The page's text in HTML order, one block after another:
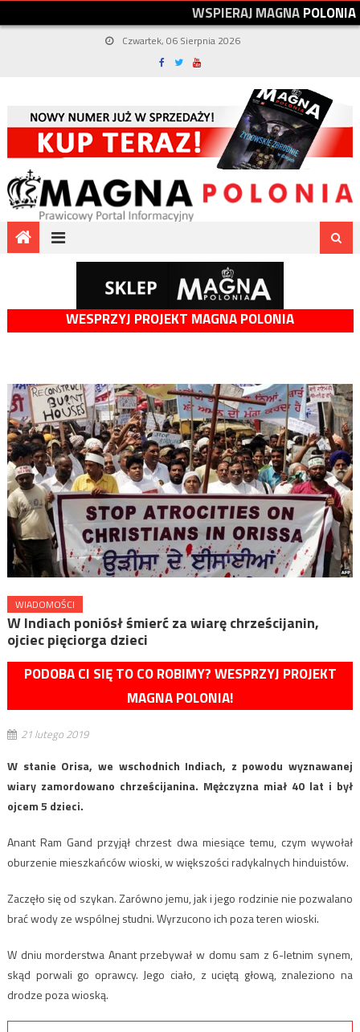
WSPIERAJMAGNAPOLONIA
Czwartek, 06 Sierpnia 2026
WESPRZYJ PROJEKT MAGNA POLONIA
WIADOMOŚCI
W Indiach poniósł śmierć za wiarę chrześcijanin,
ojciec pięciorga dzieci
PODOBA CI SIĘ TO CO ROBIMY? WESPRZYJ PROJEKT
MAGNA POLONIA!
21 lutego 2019
W stanie Orisa, we wschodnich Indiach, z powodu wyznawanej
wiary zamordowano chrześcijanina. Mężczyzna miał 40 lat i był
ojcem 5 dzieci.
Anant Ram Gand przyjął chrzest dwa miesiące temu, czym wywołał
oburzenie mieszkańców wioski, w większości radykalnych hinduistów.
Zaczęło się od szykan. Zarówno jemu, jak i jego rodzinie nie pozwalano
brać wody ze wspólnej studni. Wyrzucono ich poza teren wioski.
W dniu morderstwa Anant przebywał w domu sam z 6-letnim synem,
skąd porwali go oprawcy. Jego ciało, z uciętą głową, znaleziono na
drodze poza wioską.